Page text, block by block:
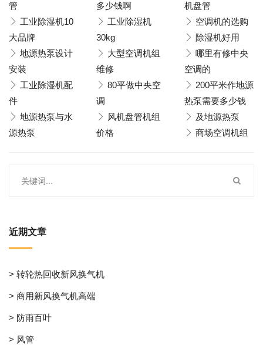
管
多少钱啊
机盘管
工业除湿机10
大品牌
工业除湿机
30kg
空调机的选购
除湿机好用
地源热泵设计
安装
大型空调机组
维修
哪里有修中央
空调的
工业除湿机配
件
80平做中央空
调
200平米作地源
热泵需要多少钱
地源热泵与水
源热泵
风机盘管机组
价格
及地源热泵
商场空调机组
近期文章
> 转轮热回收新风换气机
> 商用新风换气机高端
> 防雨百叶
> 风管